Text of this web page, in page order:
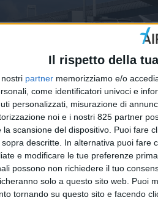
Il rispetto della
partner memorizziamo e/o
come identificatori univoci e
personalizzati, misurazione di
noi e i nostri 825 partner
la scansione del dispositivo. Puoi fare
descritte. In alternativa puoi fare
e modificare le tue preferenze
possono non richiedere il tuo
solo a questo sito web. Puoi
tornando su questo sito e facendo
scelte sbagliate